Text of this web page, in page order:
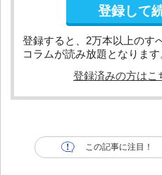
登録して
登録すると、2万本以上のす
コラムが読み放題となります
登録済みの方はこ
この記事に注目！